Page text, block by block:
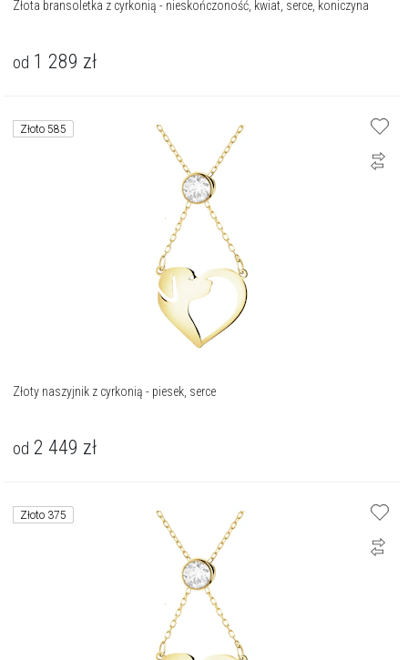
Złota bransoletka z cyrkonią - nieskończoność, kwiat, serce, koniczyna
od 1 289 zł
Złoto 585
Złoty naszyjnik z cyrkonią - piesek, serce
od 2 449 zł
Złoto 375